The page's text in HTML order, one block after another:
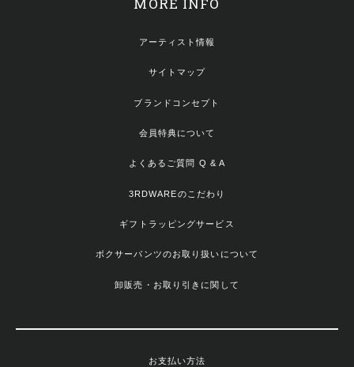
アーティスト情報
サイトマップ
ブランドコンセプト
会員特典について
よくあるご質問 Q & A
3RDWAREのこだわり
ギフトラッピングサービス
ボクサーパンツのお取り扱いについて
卸販売・お取り引きに関して
お支払い方法